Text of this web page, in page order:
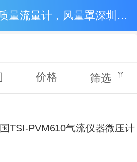
粉尘仪，质量流量计，风量罩深圳市圣富智科技深圳市圣富智能科技有限公司
价格 筛选
TSI-PVM610气流仪器微压计